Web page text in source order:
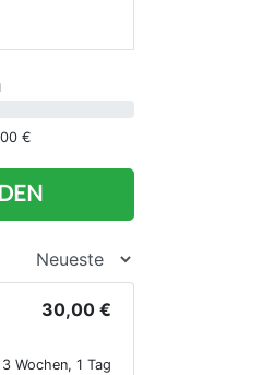
€
30,00 €
Wochen, 1 Tag